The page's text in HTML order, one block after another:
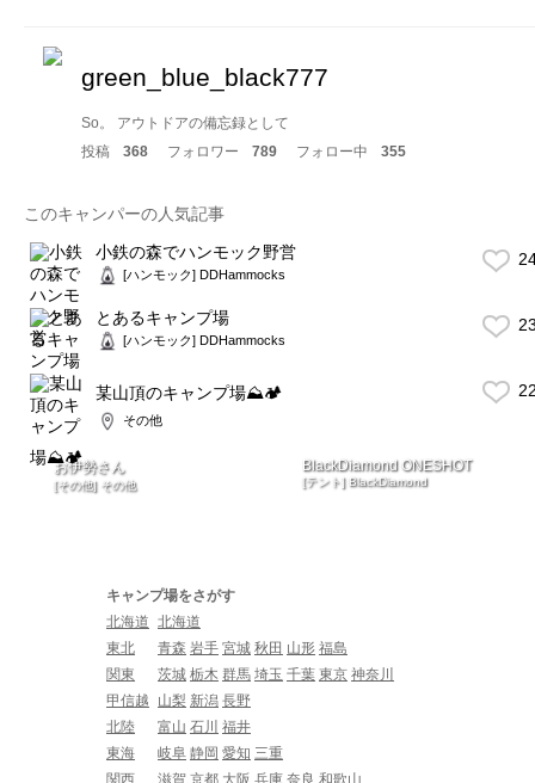
green_blue_black777
So。 アウトドアの備忘録として
投稿
368 フォロワー 789 フォロー中 355
このキャンパーの人気記事
小鉄の森でハンモック野営
[ハンモック] DDHammocks
とあるキャンプ場
[ハンモック] DDHammocks
某山頂のキャンプ場⛰🏕
その他
お伊勢さん
[その他] その他
BlackDiamond ONESHOT
[テント] BlackDiamond
キャンプ場をさがす
北海道 北海道
東北
青森 岩手 宮城 秋田 山形 福島
関東
茨城 栃木 群馬 埼玉 千葉 東京 神奈川
甲信越
山梨 新潟 長野
北陸
富山 石川 福井
東海
岐阜 静岡 愛知 三重
関西
滋賀 京都 大阪 兵庫 奈良 和歌山